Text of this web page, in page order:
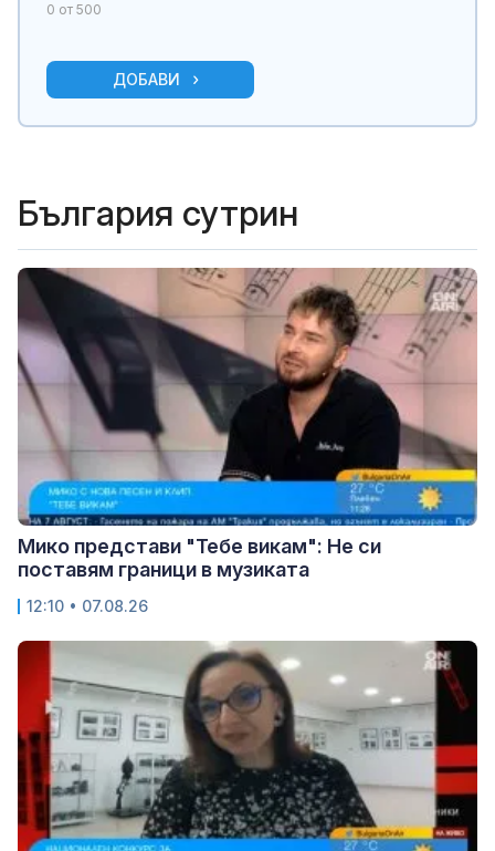
0 от 500
ДОБАВИ
България сутрин
Мико представи "Тебе викам": Не си
поставям граници в музиката
12:10 • 07.08.26